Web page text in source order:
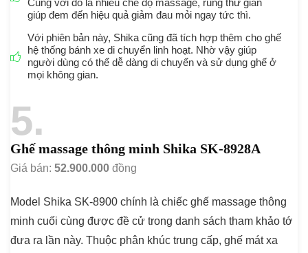
Cùng với đó là nhiều chế độ massage, rung thư giãn
giúp đem đến hiệu quả giảm đau mỏi ngay tức thì.
Với phiên bản này, Shika cũng đã tích hợp thêm cho ghế
hệ thống bánh xe di chuyển linh hoạt. Nhờ vậy giúp
người dùng có thể dễ dàng di chuyển và sử dụng ghế ở
mọi không gian.
5
Ghế massage thông minh Shika SK-8928A
Giá bán: 52.900.000 đồng
Model Shika SK-8900 chính là chiếc ghế massage thông
minh cuối cùng được đề cử trong danh sách tham khảo tớ
đưa ra lần này. Thuộc phân khúc trung cấp, ghế mát xa